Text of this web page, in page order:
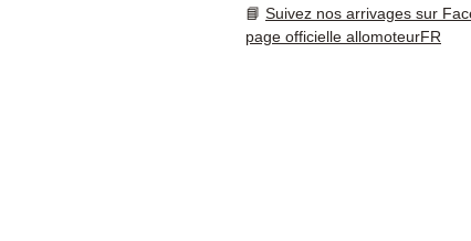
📘 Suivez nos arrivages sur
page officielle allomoteurFR